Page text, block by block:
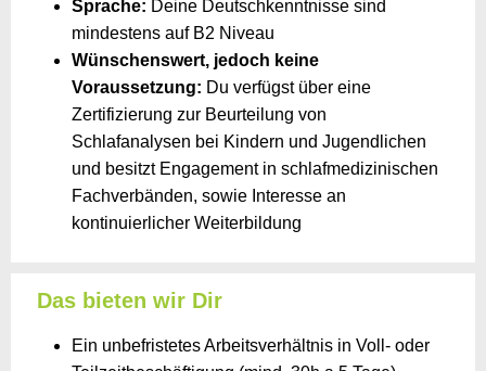
Sprache: Deine Deutschkenntnisse sind
mindestens auf B2 Niveau
Wünschenswert, jedoch keine
Voraussetzung: Du verfügst über eine
Zertifizierung zur Beurteilung von
Schlafanalysen bei Kindern und Jugendlichen
und besitzt Engagement in schlafmedizinischen
Fachverbänden, sowie Interesse an
kontinuierlicher Weiterbildung
Das bieten wir Dir
Ein unbefristetes Arbeitsverhältnis in Voll- oder